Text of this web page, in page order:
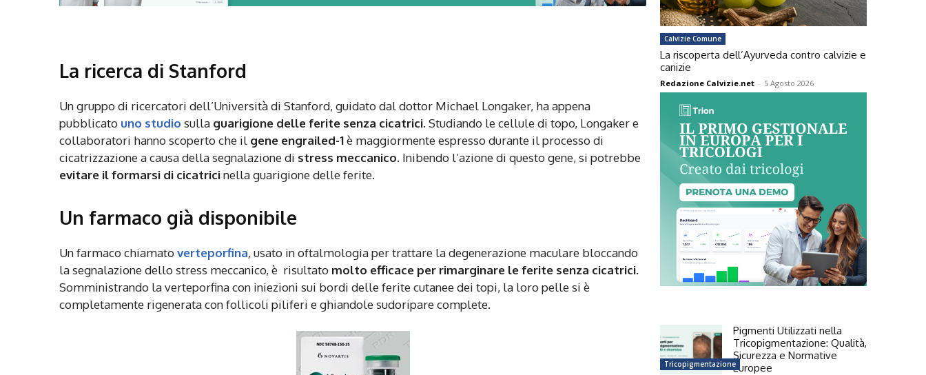
La ricerca di Stanford
Un gruppo di ricercatori dell’Università di Stanford, guidato dal dottor Michael Longaker, ha appena
pubblicato uno studio sulla guarigione delle ferite senza cicatrici. Studiando le cellule di topo, Longaker e
collaboratori hanno scoperto che il gene engrailed-1è maggiormente espresso durante il processo di
cicatrizzazione a causa della segnalazione di stress meccanico. Inibendo l’azione di questo gene, si potrebbe
evitare il formarsi di cicatricinella guarigione delle ferite.
Un farmaco già disponibile
Un farmaco chiamatoverteporfina,usato in oftalmologia per trattare la degenerazione maculare bloccando
la segnalazione dello stress meccanico, è risultato molto efficace per rimarginare le ferite senza cicatrici.
Somministrando la verteporfina con iniezioni sui bordi delle ferite cutanee dei topi, la loro pelle si è
completamente rigenerata con follicoli piliferi e ghiandole sudoripare complete.
Calvizie Comune
La riscoperta dell’Ayurveda contro calvizie e
canizie
Redazione Calvizie.net - 5 Agosto 2026
Tricopigmentazione
Pigmenti Utilizzati nella
Tricopigmentazione: Qualità,
Sicurezza e Normative
Europee